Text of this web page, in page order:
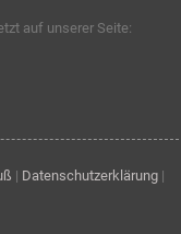
auf unserer Seite:
| Datenschutzerklärung |